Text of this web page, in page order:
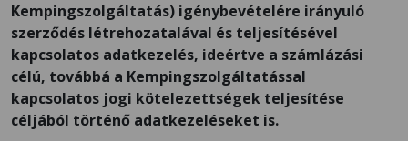
Kempingszolgáltatás) igénybevételére irányuló
szerződés létrehozatalával és teljesítésével
kapcsolatos adatkezelés, ideértve a számlázási
célú, továbbá a Kempingszolgáltatással
kapcsolatos jogi kötelezettségek teljesítése
céljából történő adatkezeléseket is.